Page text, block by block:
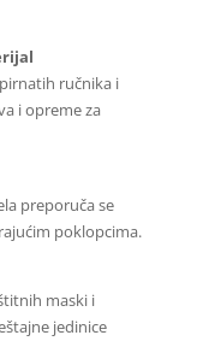
ručnika i
i opreme za
preporuča se
poklopcima.
maski i
jedinice